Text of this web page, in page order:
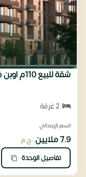
شقة للبيع 110م اوبن فيو مقدم تعاقد 395 ألف
السعر الإجمالي
7.9 ملايين ج.م
تفاصيل الوحدة